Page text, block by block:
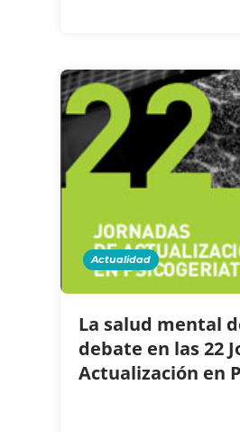
Actualidad
La salud mental
debate en las 22
Actualización en